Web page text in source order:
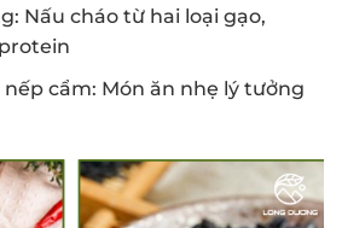
Nấu cháo từ hai loại gạo,
nếp cẩm: Món ăn nhẹ lý tưởng